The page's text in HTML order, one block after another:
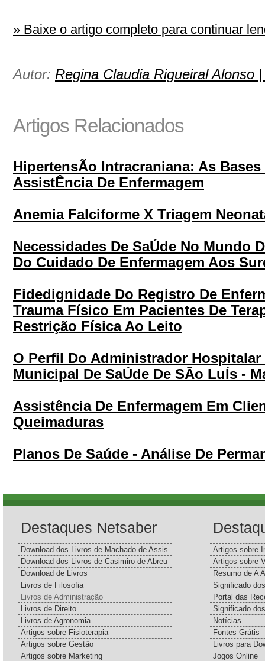
» Baixe o artigo completo para continuar
Autor: Regina Claudia Rigueiral Alonso
Artigos Relacionados
HipertensÃo Intracraniana: As Bases
AssistÊncia De Enfermagem
Anemia Falciforme X Triagem
Necessidades De SaÚde No Mundo
Do Cuidado De Enfermagem Aos
Fidedignidade Do Registro De
Trauma Físico Em Pacientes De
Restrição Física Ao Leito
O Perfil Do Administrador Hospitalar
Municipal De SaÚde De SÃo LuÍs -
Assistência De Enfermagem Em
Queimaduras
Planos De Saúde - Análise De
Destaques Netsaber
Download dos Livros de Machado de Assis
Download dos Livros de Casimiro de Abreu
Download de Livros
Livros de Filosofia
Livros de Administração
Livros de Direito
Livros de Agronomia
Artigos sobre Fisioterapia
Artigos sobre Gestão
Artigos sobre Marketing
Artigos sobre
Artigos sobre
Resumo de A
Significado
Portal das
Significado
Notícias
Fontes Grátis
Livros para
Jogos Online